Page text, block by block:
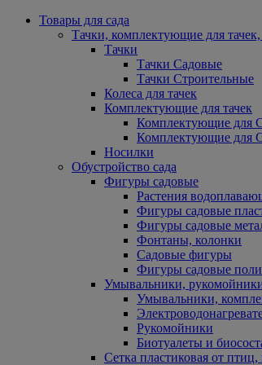
Товары для сада
Тачки, комплектующие для
Тачки
Тачки Садовые
Тачки Строительные
Колеса для тачек
Комплектующие для тачек
Комплектующие для
Комплектующие для
Носилки
Обустройство сада
Фигуры садовые
Растения
Фигуры садовые
Фигуры садовые
Фонтаны, колонки
Садовые фигуры
Фигуры садовые
Умывальники,
Умывальники,
Рукомойники
Биотуалеты и
Сетка пластиковая от